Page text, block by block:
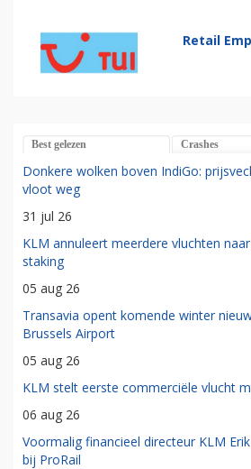
Retail
Best gelezen Crashes
Donkere wolken boven IndiGo:
vloot weg
31 jul 26
KLM annuleert meerdere vluchten
staking
05 aug 26
Transavia opent komende winter
Brussels Airport
05 aug 26
KLM stelt eerste commerciële vlucht
06 aug 26
Voormalig financieel directeur KLM
bij ProRail